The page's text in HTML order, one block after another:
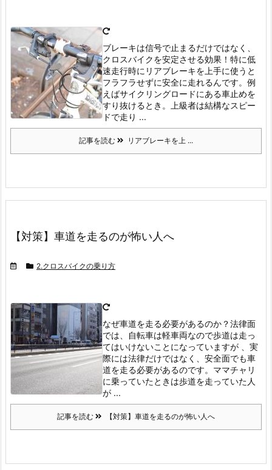
ブレーキは信号で止まるだけではなく、
クロスバイクを安定させる効果！特に低
速走行時にリアブレーキを上手に使うと
フラフラせずに安全に走れるんです。 例
えばサイクリングロードにある車止めを
すり抜けるとき。
上級者は結構なスピー
ドで走り ...
記事を読む リアブレーキを上 ...
【対策】車道を走るのが怖い人へ
2.クロスバイクの乗り方
なぜ車道を走る必要があるのか？法律面
では、自転車は軽車両なので歩道は走っ
てはいけないことになっていますが 、実
際には法律だけではなく、安全面でも車
道を走る必要があるのです。 ママチャリ
に乗っていたときは歩道を走っていた人
が ...
記事を読む 【対策】車道を走るのが怖い人へ